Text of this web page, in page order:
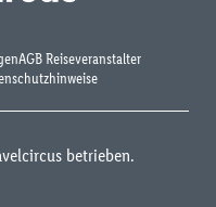
AGB Reiseveranstalter
betrieben.